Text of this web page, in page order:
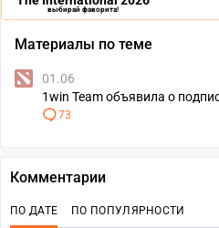
выбирай фаворита!
Материалы по теме
01.06
1win Team объявила о
73
Комментарии
ПО ДАТЕ ПО ПОПУЛЯРНОСТИ